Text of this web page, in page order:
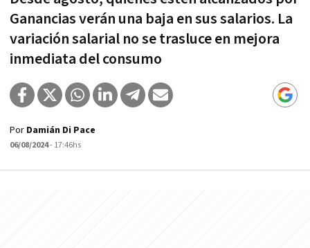
Ganancias verán una baja en sus salarios. La
variación salarial no se trasluce en mejora
inmediata del consumo
Por Damián Di Pace
06/08/2024- 17:46hs